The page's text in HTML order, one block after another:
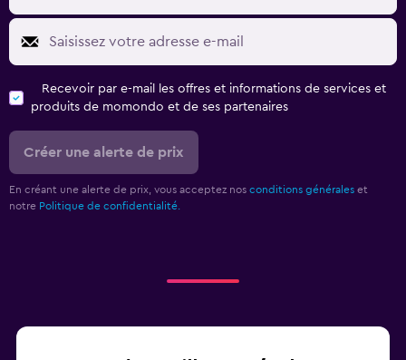
Recevoir par e-mail les offres et informations de services et
produits de momondo et de ses partenaires
Créer une alerte de prix
En créant une alerte de prix, vous acceptez nos conditions générales et
notre Politique de confidentialité.